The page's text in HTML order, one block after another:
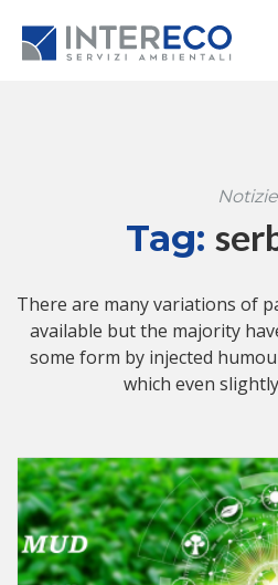
Notizie
Tag:
There are many variations of
available but the majority
some form by injected
which even